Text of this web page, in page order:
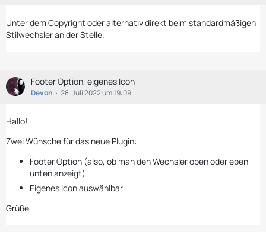
Unter dem Copyright oder alternativ direkt beim standardmäßigen
Stilwechsler an der Stelle.
Footer Option, eigenes Icon
Devon 28. Juli 2022 um 19:09
Hallo!
Zwei Wünsche für das neue Plugin:
Footer Option (also, ob man den Wechsler oben oder eben
unten anzeigt)
Eigenes Icon auswählbar
Grüße